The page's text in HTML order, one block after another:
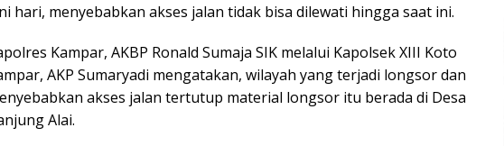
hari, menyebabkan akses jalan tidak bisa dilewati hingga saat ini.
Kampar, AKBP Ronald Sumaja SIK melalui Kapolsek XIII Koto
AKP Sumaryadi mengatakan, wilayah yang terjadi longsor dan
akses jalan tertutup material longsor itu berada di Desa
Alai.